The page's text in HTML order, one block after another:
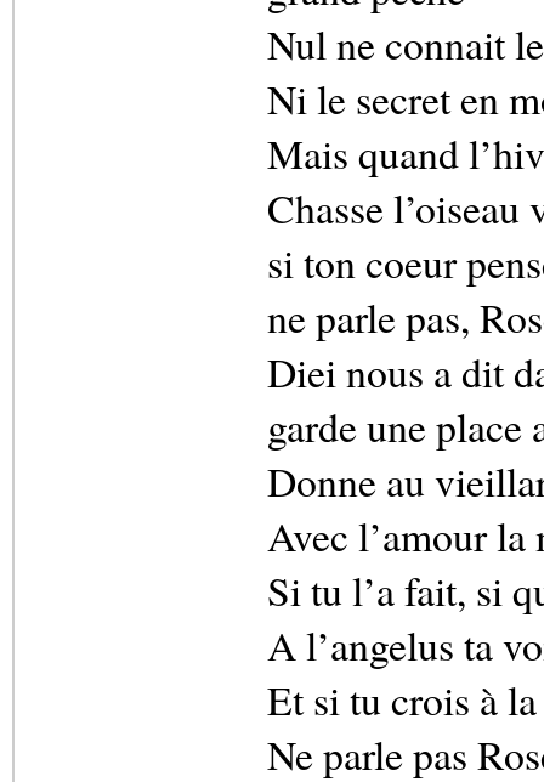
Nul ne connait
Ni le secret en
Mais quand
Chasse
si ton coeur
ne parle pas,
Diei nous a dit
garde une
Donne au
Avec l’amour
Si tu l’a fait, si
A l’angelus ta
Et si tu crois à
Ne parle pas